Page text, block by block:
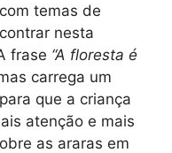
temas de
nesta
frase “A floresta é
carrega um
que a criança
atenção e mais
as araras em